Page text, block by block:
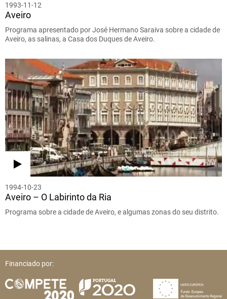
1993-11-12
Aveiro
Programa apresentado por José Hermano Saraiva sobre a cidade de
Aveiro, as salinas, a Casa dos Duques de Aveiro.
1994-10-23
Aveiro – O Labirinto da Ria
Programa sobre a cidade de Aveiro, e algumas zonas do seu distrito.
Financiado por: